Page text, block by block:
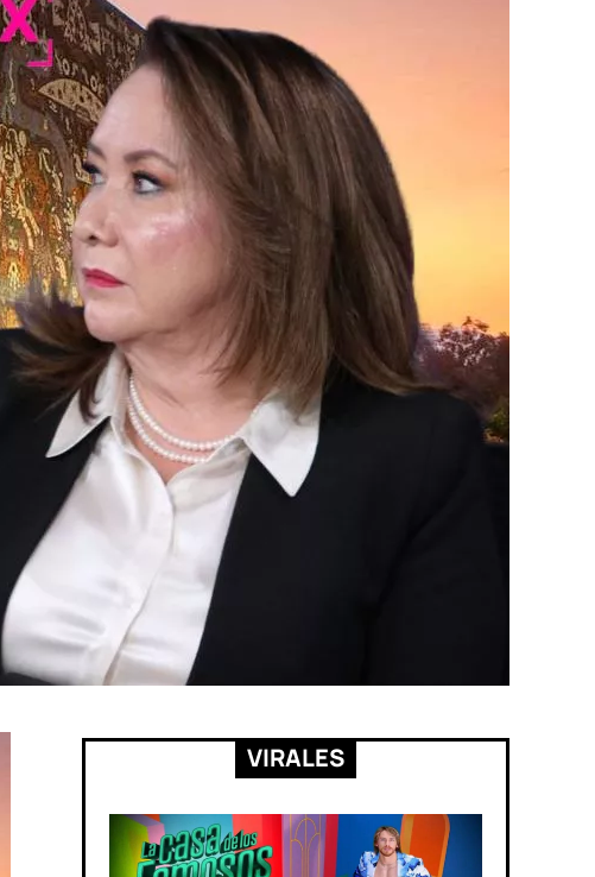
VIRALES